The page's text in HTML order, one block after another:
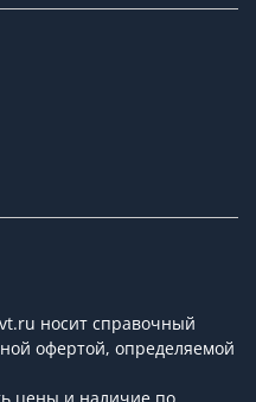
носит справочный
офертой, определяемой